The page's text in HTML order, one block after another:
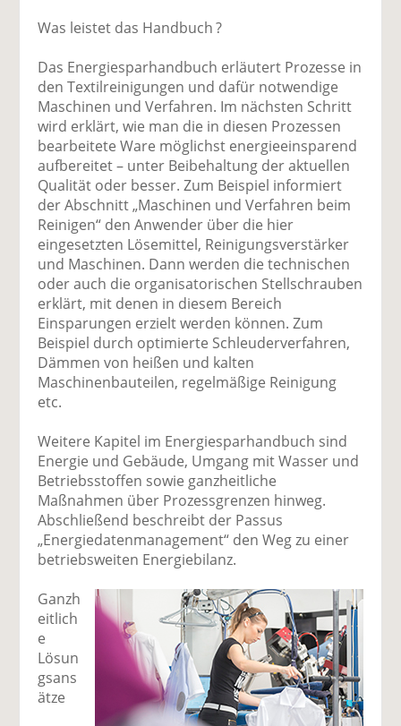
Was leistet das Handbuch ?
Das Energiesparhandbuch erläutert Prozesse in
den Textilreinigungen und dafür notwendige
Maschinen und Verfahren. Im nächsten Schritt
wird erklärt, wie man die in diesen Prozessen
bearbeitete Ware möglichst energieeinsparend
aufbereitet – unter Beibehaltung der aktuellen
Qualität oder besser. Zum Beispiel informiert
der Abschnitt „Maschinen und Verfahren beim
Reinigen“ den Anwender über die hier
eingesetzten Lösemittel, Reinigungsverstärker
und Maschinen. Dann werden die technischen
oder auch die organisatorischen Stellschrauben
erklärt, mit denen in diesem Bereich
Einsparungen erzielt werden können. Zum
Beispiel durch optimierte Schleuderverfahren,
Dämmen von heißen und kalten
Maschinenbauteilen, regelmäßige Reinigung
etc.
Weitere Kapitel im Energiesparhandbuch sind
Energie und Gebäude, Umgang mit Wasser und
Betriebsstoffen sowie ganzheitliche
Maßnahmen über Prozessgrenzen hinweg.
Abschließend beschreibt der Passus
„Energiedatenmanagement“ den Weg zu einer
betriebsweiten Energiebilanz.
Ganzh
eitlich
e
Lösun
gsans
ätze